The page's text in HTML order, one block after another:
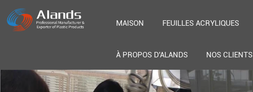
MAISON FEUILLES ACRYLIQUES
À PROPOS D'ALANDS NOS CLIENTS